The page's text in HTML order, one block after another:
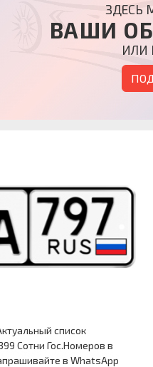
ЗДЕСЬ
ВАШИ
ИЛИ
список
Сотни Гос.Номеров в
в WhatsApp